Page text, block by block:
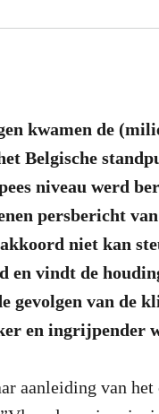
kwamen de
Belgische
niveau werd
persbericht
niet kan
en vindt de
gevolgen van de
en ingrijpender
aanleiding van